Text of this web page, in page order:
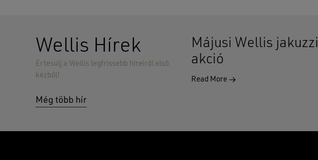
Wellis Hírek
Értesülj a Wellis legfrissebb híreiről első
kézből!
Még több hír
Májusi Wellis jakuzzi
akció
Read More